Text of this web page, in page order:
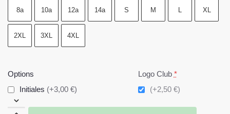
8a 10a 12a 14a S M L XL
2XL 3XL 4XL
Options
Initiales (+3,00 €)
Logo Club *
(+2,50 €)